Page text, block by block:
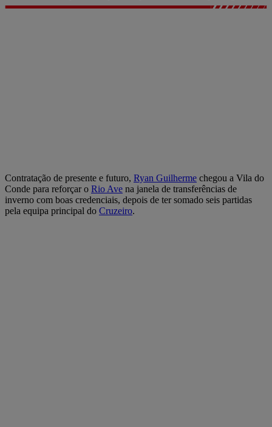
Contratação de presente e futuro, Ryan Guilherme chegou a Vila do
Conde para reforçar o Rio Ave na janela de transferências de
inverno com boas credenciais, depois de ter somado seis partidas
pela equipa principal do Cruzeiro.